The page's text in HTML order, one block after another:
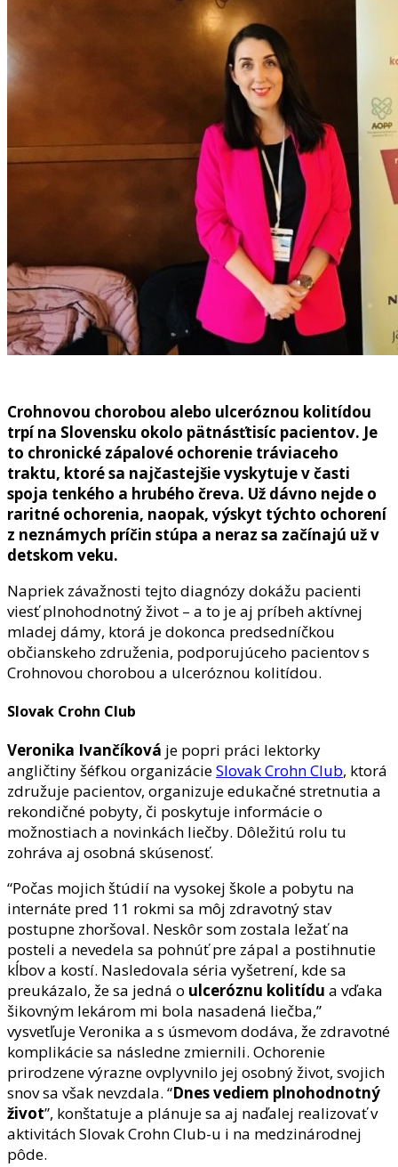
Crohnovou chorobou alebo ulceróznou kolitídou
trpí na Slovensku okolo pätnásťtisíc pacientov. Je
to chronické zápalové ochorenie tráviaceho
traktu, ktoré sa najčastejšie vyskytuje v časti
spoja tenkého a hrubého čreva. Už dávno nejde o
raritné ochorenia, naopak, výskyt týchto ochorení
z neznámych príčin stúpa a neraz sa začínajú už v
detskom veku.
Napriek závažnosti tejto diagnózy dokážu pacienti
viesť plnohodnotný život – a to je aj príbeh aktívnej
mladej dámy, ktorá je dokonca predsedníčkou
občianskeho združenia, podporujúceho pacientov s
Crohnovou chorobou a ulceróznou kolitídou.
Slovak Crohn Club
Veronika Ivančíková je popri práci lektorky
angličtiny šéfkou organizácieSlovak Crohn Club, ktorá
združuje pacientov, organizuje edukačné stretnutia a
rekondičné pobyty, či poskytuje informácie o
možnostiach a novinkách liečby. Dôležitú rolu tu
zohráva aj osobná skúsenosť.
“Počas mojich štúdií na vysokej škole a pobytu na
internáte pred 11 rokmi sa môj zdravotný stav
postupne zhoršoval. Neskôr som zostala ležať na
posteli a nevedela sa pohnúť pre zápal a postihnutie
kĺbov a kostí. Nasledovala séria vyšetrení, kde sa
preukázalo, že sa jedná o ulceróznu kolitídu a vďaka
šikovným lekárom mi bola nasadená liečba,”
vysvetľuje Veronika a s úsmevom dodáva, že zdravotné
komplikácie sa následne zmiernili. Ochorenie
prirodzene výrazne ovplyvnilo jej osobný život, svojich
snov sa však nevzdala. “Dnes vediem plnohodnotný
život”, konštatuje a plánuje sa aj naďalej realizovať v
aktivitách Slovak Crohn Club-u i na medzinárodnej
pôde.